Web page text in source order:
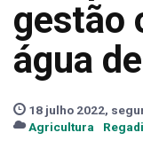
gestão
água
18 julho 2022,
Agricultura